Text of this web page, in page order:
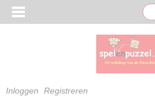
Inloggen Registreren